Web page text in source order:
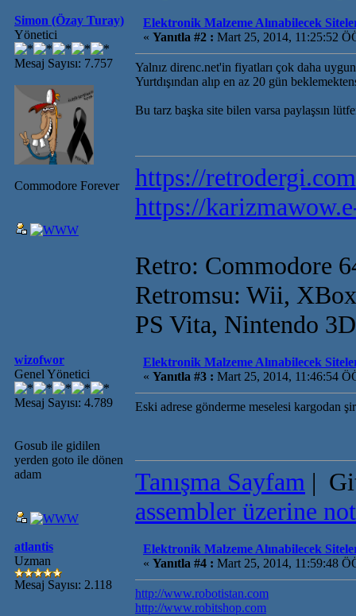
Simon (Özay Turay)
Yönetici
Mesaj Sayısı: 7.757
Commodore Forever
Elektronik Malzeme Alınabilecek
« Yanıtla #2 : Mart 25, 2014, 11:25:52
Yalnız direnc.net'in fiyatları çok daha
Yurtdışından alıp en az 20 gün
Bu tarz başka site bilen varsa paylaşsın
https://retrodergi.com
https://
Retro: Commodore
Retromsu: Wii,
PS Vita, Nintendo
wizofwor
Genel Yönetici
Mesaj Sayısı: 4.789
Gosub ile gidilen
yerden goto ile dönen
adam
Elektronik Malzeme Alınabilecek
« Yanıtla #3 : Mart 25, 2014, 11:46:54
Eski adrese gönderme meselesi kargodan
Tanışma Sayfam |
assembler üzerine
atlantis
Uzman
Mesaj Sayısı: 2.118
Elektronik Malzeme Alınabilecek
« Yanıtla #4 : Mart 25, 2014, 11:59:48
http://www.robotistan.com
http://www.robitshop.com